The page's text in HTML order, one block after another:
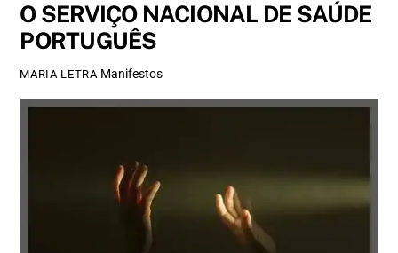
O SERVIÇO NACIONAL DE SAÚDE
PORTUGUÊS
MARIA LETRA Manifestos